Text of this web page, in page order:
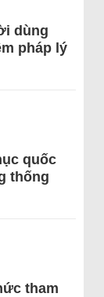
dùng
pháp lý
quốc
thống
tham